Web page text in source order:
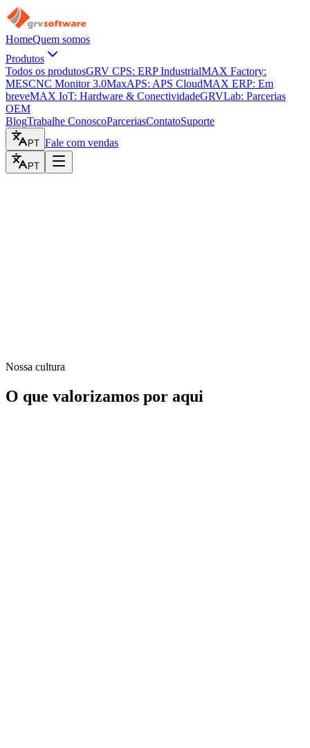
HomeQuem somos
Produtos
Todos os produtosGRV CPS: ERP IndustrialMAX Factory:
MESCNC Monitor 3.0MaxAPS: APS CloudMAX ERP: Em
breveMAX IoT: Hardware & ConectividadeGRVLab: Parcerias
OEM
BlogTrabalhe ConoscoParceriasContatoSuporte
PT Fale com vendas
PT
Nossa cultura
O que valorizamos por aqui